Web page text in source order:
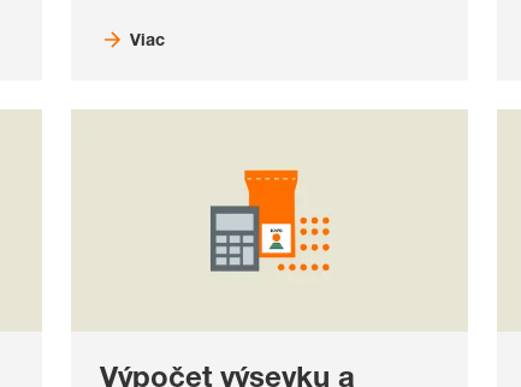
Viac
Výpočet výsevku a